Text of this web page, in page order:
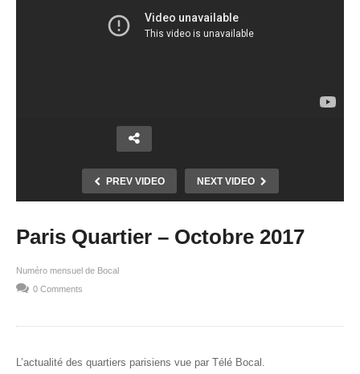
PREV VIDEO NEXT VIDEO
Paris Quartier – Octobre 2017
Numéro mensuel de Bocal
0 Comments
L’actualité des quartiers parisiens vue par Télé Bocal.